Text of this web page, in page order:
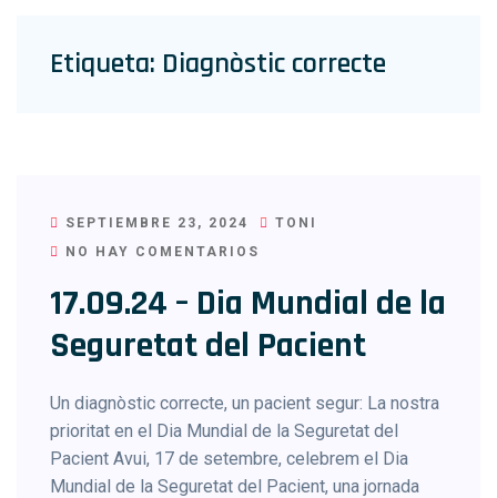
Etiqueta: Diagnòstic correcte
SEPTIEMBRE 23, 2024
TONI
NO HAY COMENTARIOS
17.09.24 – Dia Mundial de la
Seguretat del Pacient
Un diagnòstic correcte, un pacient segur: La nostra
prioritat en el Dia Mundial de la Seguretat del
Pacient Avui, 17 de setembre, celebrem el Dia
Mundial de la Seguretat del Pacient, una jornada